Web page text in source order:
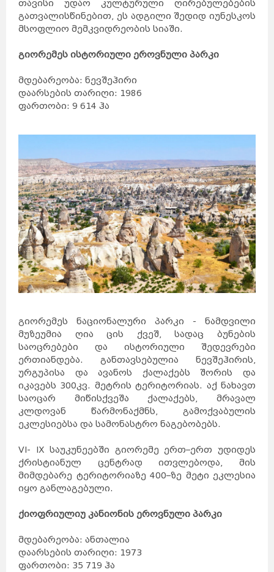
თავისი უდაო კულტურული ღირებულებების
გათვალისწინებით, ეს ადგილი შედიდ იუნესკოს
მსოფლიო მემკვიდრეობის სიაში.
გიორემეს ისტორიული ეროვნული პარკი
მდებარეობა: ნევშეჰირი
დაარსების თარიღი: 1986
ფართობი: 9 614 ჰა
გიორემეს ნაციონალური პარკი - ნამდვილი
მუზეუმია ღია ცის ქვეშ, სადაც ბუნების
საოცრებები და ისტორიული შედევრები
ერთიანდება. განთავსებულია ნევშეჰირის,
ურგუპისა და ავანოს ქალაქებს შორის და
იკავებს 300კვ. მეტრის ტერიტორიას. აქ ნახავთ
საოცარ მიწისქვეშა ქალაქებს, მრავალ
კლდოვან წარმონაქმნს, გამოქვაბულის
ეკლესიებსა და სამონასტრო ნაგებობებს.
VI- IX საუკუნეებში გიორემე ერთ–ერთ უდიდეს
ქრისტიანულ ცენტრად ითვლებოდა, მის
მიმდებარე ტერიტორიაზე 400–ზე მეტი ეკლესია
იყო განლაგებული.
ქიოფრიულიუ კანიონის ეროვნული პარკი
მდებარეობა: ანთალია
დაარსების თარიღი: 1973
ფართობი: 35 719 ჰა